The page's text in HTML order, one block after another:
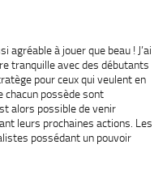
agréable à jouer que beau ! J’ai
tranquille avec des débutants
pour ceux qui veulent en
chacun possède sont
alors possible de venir
leurs prochaines actions. Les
possédant un pouvoir